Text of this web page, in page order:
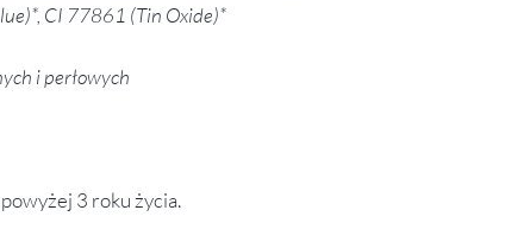
CI 77861 (Tin Oxide)*
i perłowych
3 roku życia.